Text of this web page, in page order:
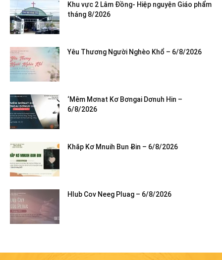
Khu vực 2 Lâm Đồng- Hiệp nguyện Giáo phẩm
tháng 8/2026
Yêu Thương Người Nghèo Khổ – 6/8/2026
‘Mêm Mơnat Kơ Bơngai Dơnuh Hin –
6/8/2026
Khăp Kơ Mnuih Bun Ƀin – 6/8/2026
Hlub Cov Neeg Pluag – 6/8/2026